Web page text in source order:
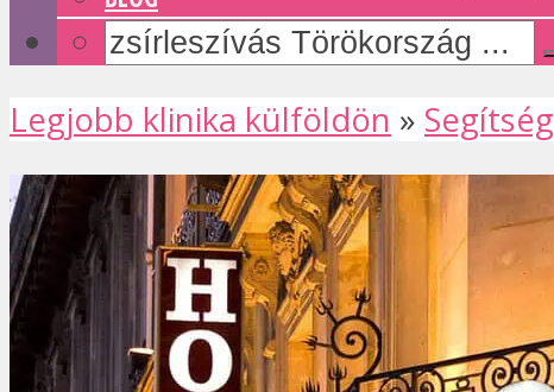
Legjobb klinika külföldön » Segítség